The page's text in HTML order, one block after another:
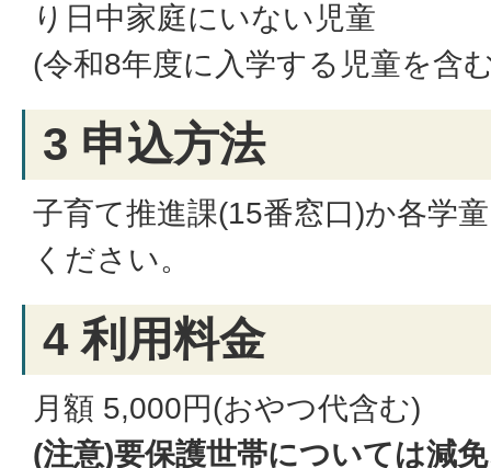
り日中家庭にいない児童
(令和8年度に入学する児童を含
3 申込方法
子育て推進課(15番窓口)か各学
ください。
4 利用料金
月額 5,000円(おやつ代含む)
(注意)要保護世帯については減